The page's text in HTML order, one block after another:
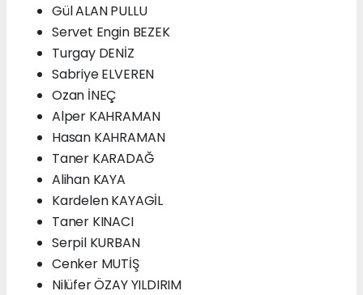
Gül ALAN PULLU
Servet Engin BEZEK
Turgay DENİZ
Sabriye ELVEREN
Ozan İNEÇ
Alper KAHRAMAN
Hasan KAHRAMAN
Taner KARADAĞ
Alihan KAYA
Kardelen KAYAGİL
Taner KINACI
Serpil KURBAN
Cenker MUTİŞ
Nilüfer ÖZAY YILDIRIM